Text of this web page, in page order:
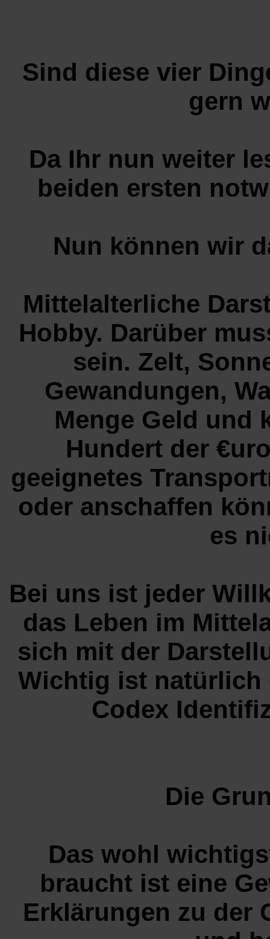
Sind diese vier
gern
Da Ihr nun weiter
beiden ersten
Nun können wir
Mittelalterliche
Hobby. Darüber
sein. Zelt,
Gewandungen,
Menge Geld und
Hundert der
geeignetes
oder anschaffen
es
Bei uns ist jeder
das Leben im
sich mit der
Wichtig ist natürlich
Codex
Die
Das wohl
braucht ist eine
Erklärungen zu der